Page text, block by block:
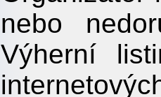
nebo
Výherní